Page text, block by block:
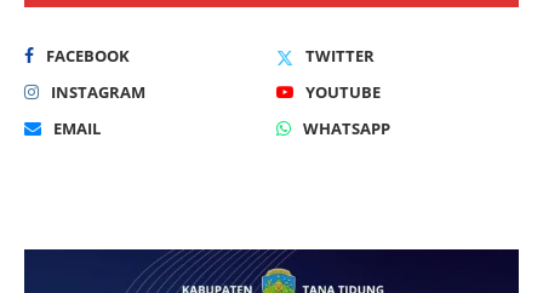
FACEBOOK
TWITTER
INSTAGRAM
YOUTUBE
EMAIL
WHATSAPP